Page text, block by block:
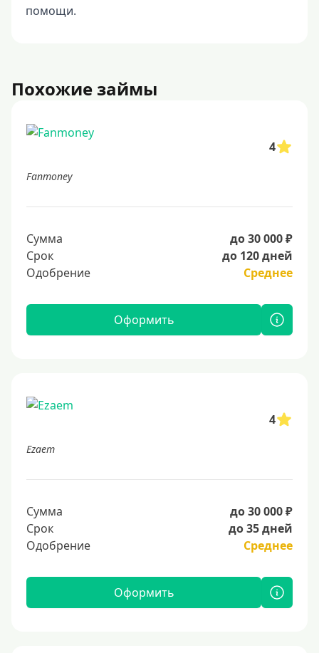
помощи.
Похожие займы
4
Fanmoney
Сумма
до 30 000 ₽
Срок
до 120 дней
Одобрение
Среднее
Оформить
4
Ezaem
Сумма
до 30 000 ₽
Срок
до 35 дней
Одобрение
Среднее
Оформить